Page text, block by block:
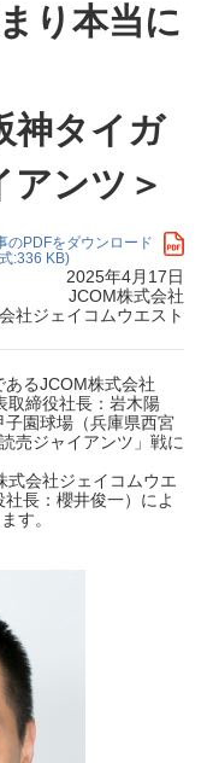
り本当に
神タイガ
アンツ＞
のPDFをダウンロード
:336 KB)
2025年4月17日
JCOM株式会社
社ジェイコムウエスト
るJCOM株式会社
取締役社長：岩木陽
園球場（兵庫県西宮
売ジャイアンツ」戦に
式会社ジェイコムウエ
長：櫻井俊一）によ
す。